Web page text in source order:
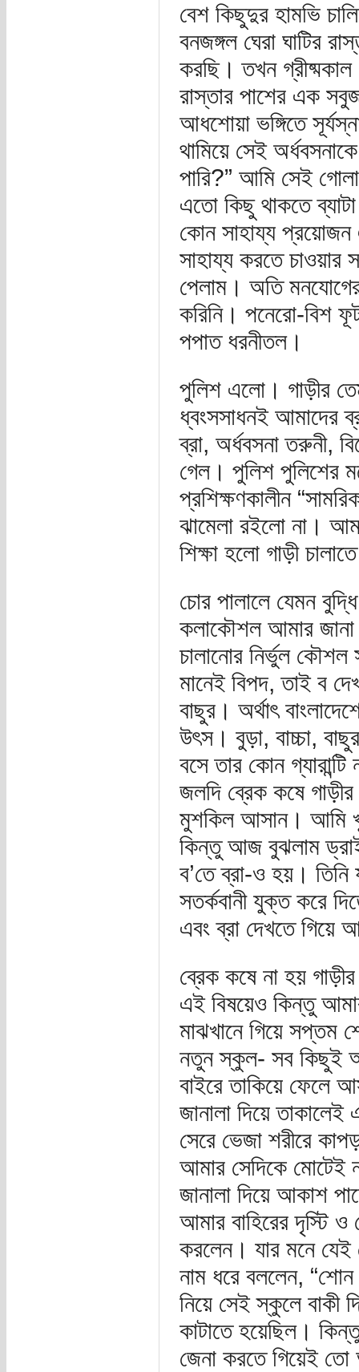
বেশ কিছুদুর হামভি
বনজঙ্গল ঘেরা ঘাটির
করছি। তখন
রাস্তার পাশের এক
আধশোয়া ভঙ্গিতে
থামিয়ে সেই
পারি?” আমি সেই
এতো কিছু থাকতে
কোন সাহায্য প্রয়োজন
সাহায্য করতে চাওয়ার
পেলাম। অতি মনযোগের
করিনি। পনেরো-বিশ
পপাত ধরনীতল।
পুলিশ এলো। গাড়ীর
ধ্বংসসাধনই আমাদের
ব্রা, অর্ধবসনা তরুনী,
গেল। পুলিশ পুলিশের
প্রশিক্ষণকালীন
ঝামেলা রইলো না।
শিক্ষা হলো গাড়ী
চোর পালালে যেমন
কলাকৌশল আমার জানা
চালানোর নির্ভুল
মানেই বিপদ, তাই ব
বাছুর। অর্থাৎ
উৎস। বুড়া, বাচ্চা,
বসে তার কোন
জলদি ব্রেক কষে
মুশকিল আসান। আমি
কিন্তু আজ বুঝলাম
ব’তে ব্রা-ও হয়। তিনি
সতর্কবানী যুক্ত করে
এবং ব্রা দেখতে গিয়ে
ব্রেক কষে না হয়
এই বিষয়েও কিন্তু
মাঝখানে গিয়ে সপ্তম
নতুন স্কুল- সব কিছুই
বাইরে তাকিয়ে ফেলে
জানালা দিয়ে
সেরে ভেজা শরীরে
আমার সেদিকে মোটেই
জানালা দিয়ে আকাশ
আমার বাহিরের দৃস্টি
করলেন। যার মনে যেই
নাম ধরে বললেন,
নিয়ে সেই স্কুলে বাকী
কাটাতে হয়েছিল।
জেনা করতে গিয়েই